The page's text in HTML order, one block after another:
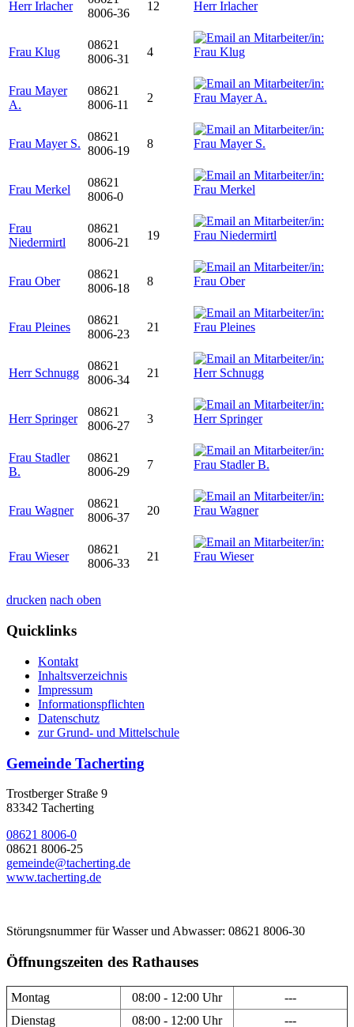
Herr Irlacher
8006-36
12
Frau Klug
08621
8006-31
4
Frau Mayer
A.
08621
8006-11
2
Frau Mayer S.
08621
8006-19
8
Frau Merkel
08621
8006-0
Frau
Niedermirtl
08621
8006-21
19
Frau Ober
08621
8006-18
8
Frau Pleines
08621
8006-23
21
Herr Schnugg
08621
8006-34
21
Herr Springer
08621
8006-27
3
Frau Stadler
B.
08621
8006-29
7
Frau Wagner
08621
8006-37
20
Frau Wieser
08621
8006-33
21
drucken nach oben
Quicklinks
Kontakt
Inhaltsverzeichnis
Impressum
Informationspflichten
Datenschutz
zur Grund- und Mittelschule
Gemeinde Tacherting
Trostberger Straße 9
83342 Tacherting
08621 8006-0
08621 8006-25
gemeinde@tacherting.de
www.tacherting.de
Störungsnummer für Wasser und Abwasser: 08621 8006-30
Öffnungszeiten des Rathauses
Montag 08:00 - 12:00 Uhr
---
Dienstag
08:00 - 12:00 Uhr ---